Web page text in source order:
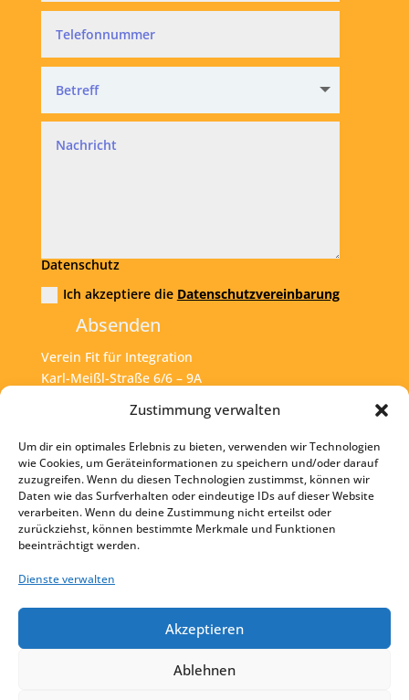
Zustimmung verwalten
Um dir ein optimales Erlebnis zu bieten, verwenden wir Technologien
wie Cookies, um Geräteinformationen zu speichern und/oder darauf
zuzugreifen. Wenn du diesen Technologien zustimmst, können wir
Daten wie das Surfverhalten oder eindeutige IDs auf dieser Website
verarbeiten. Wenn du deine Zustimmung nicht erteilst oder
zurückziehst, können bestimmte Merkmale und Funktionen
beeinträchtigt werden.
Dienste verwalten
Akzeptieren
Ablehnen
Datenschutz
Ich akzeptiere die Datenschutzvereinbarung
Absenden
Verein Fit für Integration
Karl-Meißl-Straße 6/6 – 9A
Tel:+43 1 925 77 46
Mail: office@fit4int.at
Startseite
Kontakt
Impressum